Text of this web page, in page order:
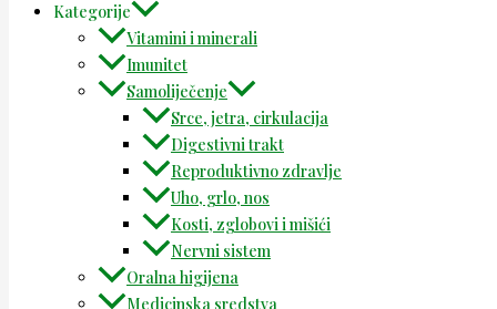
Kategorije
Vitamini i minerali
Imunitet
Samoliječenje
Srce, jetra, cirkulacija
Digestivni trakt
Reproduktivno zdravlje
Uho, grlo, nos
Kosti, zglobovi i mišići
Nervni sistem
Oralna higijena
Medicinska sredstva